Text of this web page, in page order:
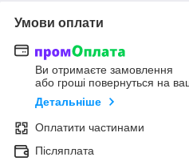
Умови оплати
Ви отримаєте замовлення
або гроші повернуться на
Детальніше
Оплатити частинами
Післяплата